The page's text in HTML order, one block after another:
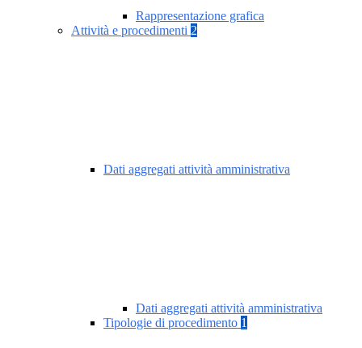
Rappresentazione grafica
Attività e procedimenti 2
Dati aggregati attività amministrativa
Dati aggregati attività amministrativa
Tipologie di procedimento 1